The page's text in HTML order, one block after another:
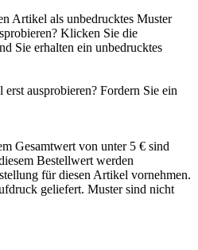
Artikel als unbedrucktes Muster
Klicken Sie die
Sie erhalten ein unbedrucktes
ausprobieren? Fordern Sie ein
Gesamtwert von unter 5 € sind
Bestellwert werden
für diesen Artikel vornehmen.
geliefert. Muster sind nicht